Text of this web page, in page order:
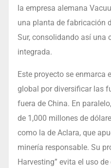
la empresa alemana
una planta de fabricación
Sur, consolidando así una
integrada.
Este proyecto se enmarca
global por diversificar las
fuera de China. En
de 1,000 millones de
como la de Aclara, que
minería responsable. Su
Harvesting” evita el uso